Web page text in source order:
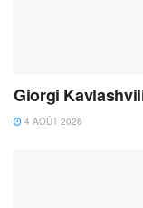
Giorgi
4 AOÛT 2026